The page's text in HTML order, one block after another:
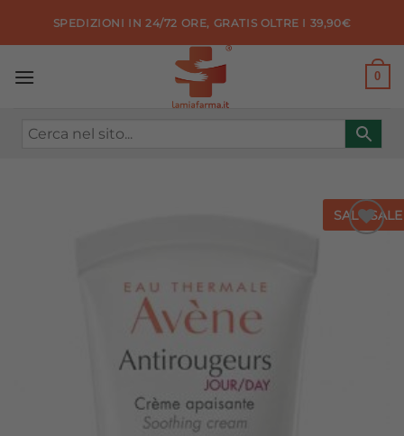
SPEDIZIONI IN 24/72 ORE, GRATIS OLTRE I 39,90€
0
SALE SALE